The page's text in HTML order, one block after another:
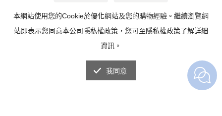
本網站使用您的Cookie於優化網站及您的購物經驗。繼續瀏覽網
站即表示您同意本公司隱私權政策，您可至隱私權政策了解詳細
資訊。
我同意